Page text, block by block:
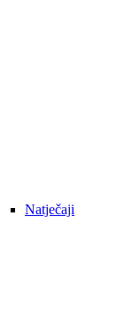
Natječaji